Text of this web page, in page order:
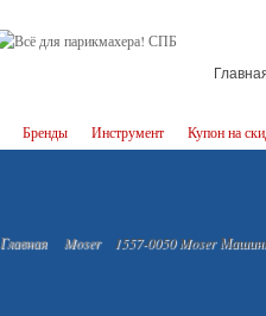
Бренды Инструмент Купон на
Главная Moser 1557-0050 Moser